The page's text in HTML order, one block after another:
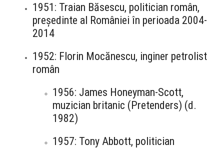
1951: Traian Băsescu, politician român,
președinte al României în perioada 2004-
2014
1952: Florin Mocănescu, inginer petrolist
român
1956: James Honeyman-Scott,
muzician britanic (Pretenders) (d.
1982)
1957: Tony Abbott, politician